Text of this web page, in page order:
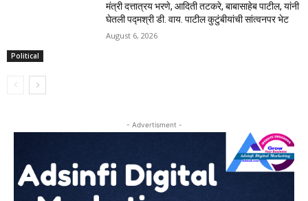
Political
मंत्री दत्तात्रय भरणे, आदिती तटकरे, बाबासाहेब पाटील, यांनी
घेतली पद्मश्री डी. वाय. पाटील कुटुंबीयांची सांत्वनपर भेट
August 6, 2026
- Advertisment -